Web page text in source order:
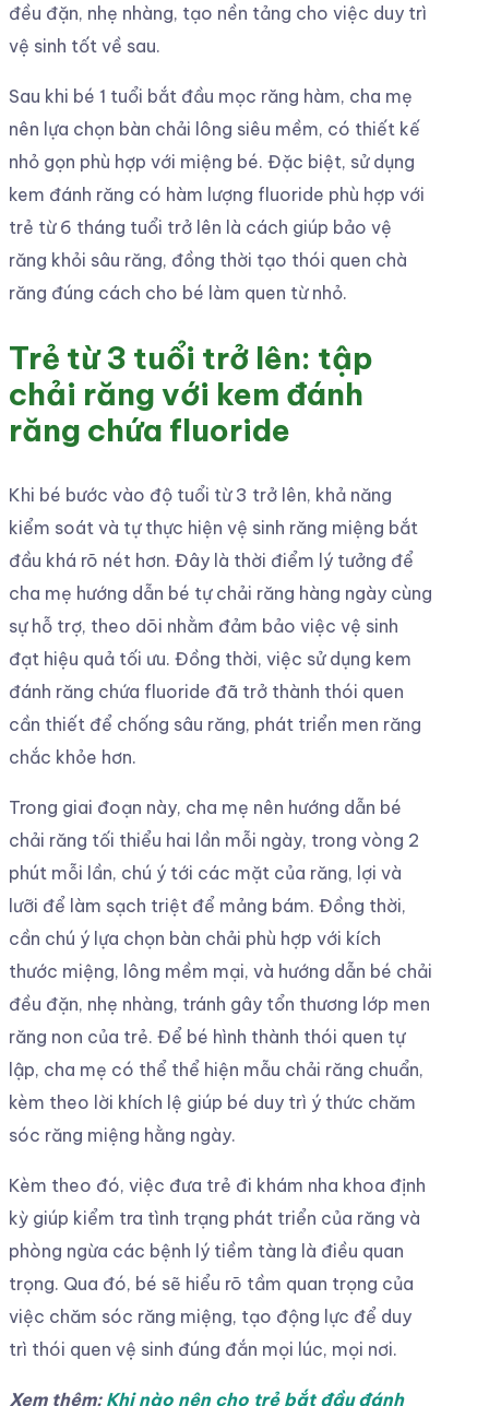
đều đặn, nhẹ nhàng, tạo nền tảng cho việc duy trì
vệ sinh tốt về sau.
Sau khi bé 1 tuổi bắt đầu mọc răng hàm, cha mẹ
nên lựa chọn bàn chải lông siêu mềm, có thiết kế
nhỏ gọn phù hợp với miệng bé. Đặc biệt, sử dụng
kem đánh răng có hàm lượng fluoride phù hợp với
trẻ từ 6 tháng tuổi trở lên là cách giúp bảo vệ
răng khỏi sâu răng, đồng thời tạo thói quen chà
răng đúng cách cho bé làm quen từ nhỏ.
Trẻ từ 3 tuổi trở lên: tập
chải răng với kem đánh
răng chứa fluoride
Khi bé bước vào độ tuổi từ 3 trở lên, khả năng
kiểm soát và tự thực hiện vệ sinh răng miệng bắt
đầu khá rõ nét hơn. Đây là thời điểm lý tưởng để
cha mẹ hướng dẫn bé tự chải răng hàng ngày cùng
sự hỗ trợ, theo dõi nhằm đảm bảo việc vệ sinh
đạt hiệu quả tối ưu. Đồng thời, việc sử dụng kem
đánh răng chứa fluoride đã trở thành thói quen
cần thiết để chống sâu răng, phát triển men răng
chắc khỏe hơn.
Trong giai đoạn này, cha mẹ nên hướng dẫn bé
chải răng tối thiểu hai lần mỗi ngày, trong vòng 2
phút mỗi lần, chú ý tới các mặt của răng, lợi và
lưỡi để làm sạch triệt để mảng bám. Đồng thời,
cần chú ý lựa chọn bàn chải phù hợp với kích
thước miệng, lông mềm mại, và hướng dẫn bé chải
đều đặn, nhẹ nhàng, tránh gây tổn thương lớp men
răng non của trẻ. Để bé hình thành thói quen tự
lập, cha mẹ có thể thể hiện mẫu chải răng chuẩn,
kèm theo lời khích lệ giúp bé duy trì ý thức chăm
sóc răng miệng hằng ngày.
Kèm theo đó, việc đưa trẻ đi khám nha khoa định
kỳ giúp kiểm tra tình trạng phát triển của răng và
phòng ngừa các bệnh lý tiềm tàng là điều quan
trọng. Qua đó, bé sẽ hiểu rõ tầm quan trọng của
việc chăm sóc răng miệng, tạo động lực để duy
trì thói quen vệ sinh đúng đắn mọi lúc, mọi nơi.
Xem thêm: Khi nào nên cho trẻ bắt đầu đánh